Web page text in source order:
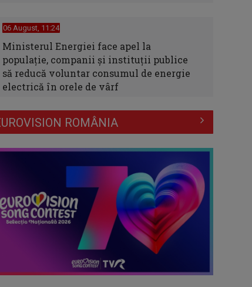
06 August, 11:24
Ministerul Energiei face apel la
populație, companii și instituții publice
să reducă voluntar consumul de energie
electrică în orele de vârf
ROMÂNIA